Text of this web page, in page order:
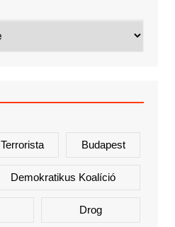
Budapest
Demokratikus Koalíció
Drog